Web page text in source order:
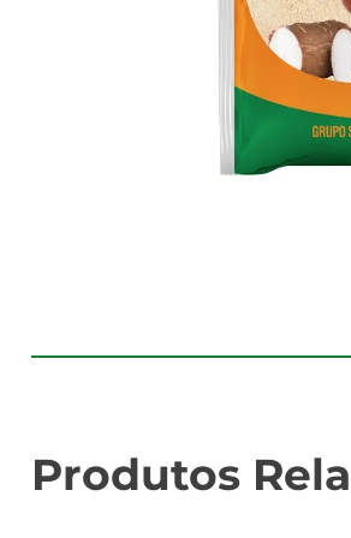
Produtos